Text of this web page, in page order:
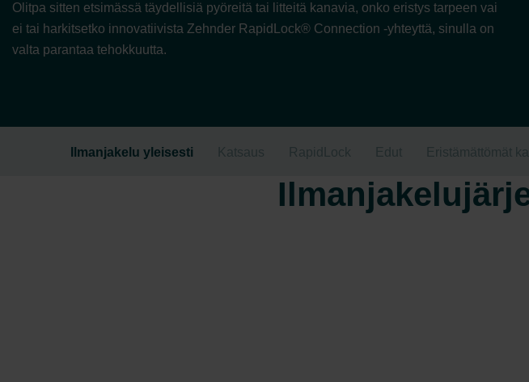
Olitpa sitten etsimässä täydellisiä pyöreitä tai litteitä kanavia, onko eristys tarpeen vai
ei tai harkitsetko innovatiivista Zehnder RapidLock® Connection -yhteyttä, sinulla on
valta parantaa tehokkuutta.
Ilmanjakelu yleisesti Katsaus RapidLock Edut Eristämättömät